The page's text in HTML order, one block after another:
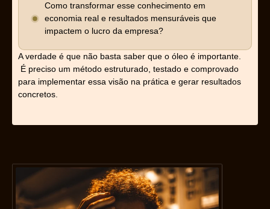
Como transformar esse conhecimento em
economia real e resultados mensuráveis que
impactem o lucro da empresa?
A verdade é que não basta saber que o óleo é importante.
É preciso um método estruturado, testado e comprovado
para implementar essa visão na prática e gerar resultados
concretos.